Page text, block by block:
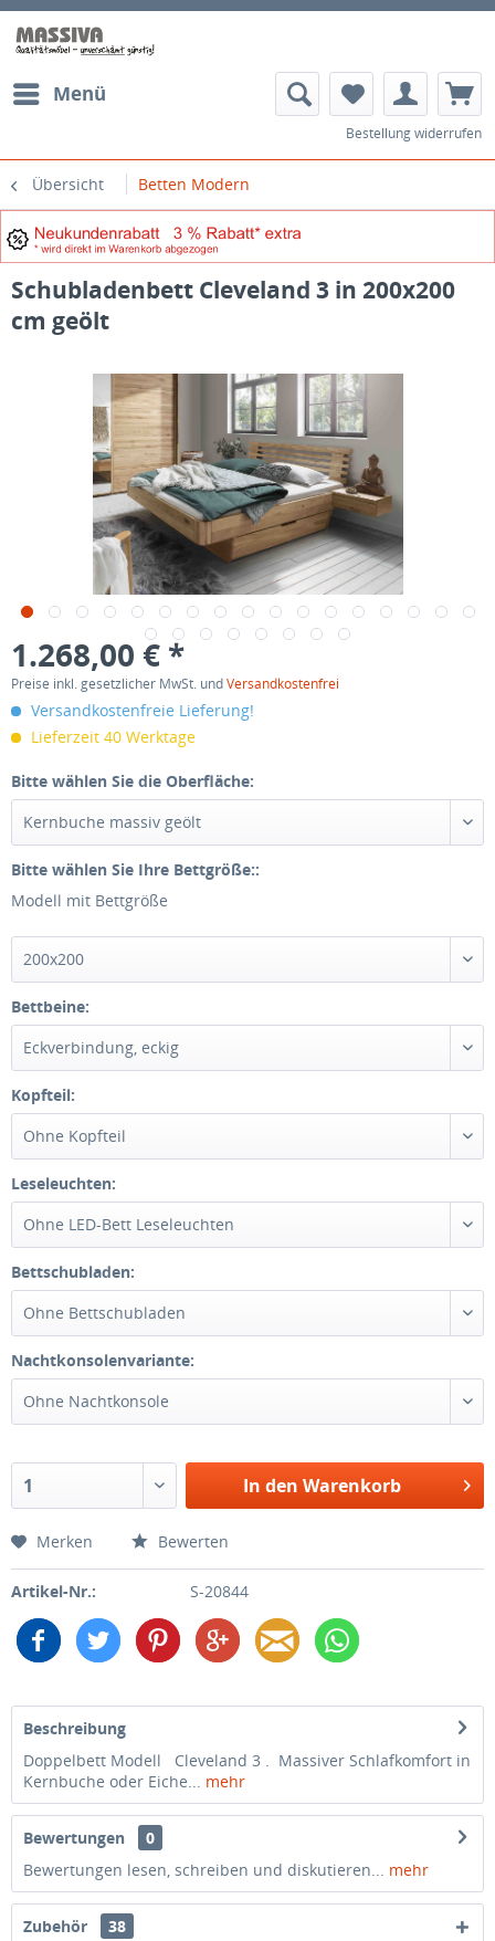
Menü
Bestellung widerrufen
Übersicht Betten Modern
Schubladenbett Cleveland 3 in 200x200
cm geölt
1.268,00 € *
Preise inkl. gesetzlicher MwSt. undVersandkostenfrei
Versandkostenfreie Lieferung!
Lieferzeit 40 Werktage
Bitte wählen Sie die Oberfläche:
Bitte wählen Sie Ihre Bettgröße::
Modell mit Bettgröße
Bettbeine:
Kopfteil:
Leseleuchten:
Bettschubladen:
Nachtkonsolenvariante:
In den Warenkorb
Merken Bewerten
Artikel-Nr.: S-20844
Beschreibung
Doppelbett Modell Cleveland 3 . Massiver Schlafkomfort in
Kernbuche oder Eiche... mehr
Bewertungen
0
Bewertungen lesen, schreiben und diskutieren... mehr
Zubehör 38